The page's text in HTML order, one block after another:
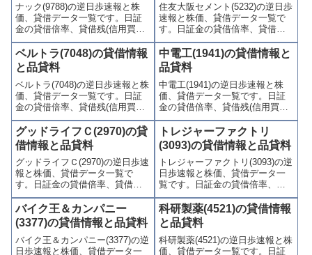
ナック(9788)の逆日歩速報と株
価、貸借データ一覧です。日証
金の貸借倍率、貸借残(信用買
残、信用売残)、品貸料(逆日
歩)、東証の週末残高、規制(注意
喚起・申込停止)など、空売り関
連情報を集計し、図解でわかり
やすくまとめて掲載していま
す。
住友大阪セメント(5232)の逆日歩
速報と株価、貸借データ一覧で
す。日証金の貸借倍率、貸借残
(信用買残、信用売残)、品貸料
(逆日歩)、東証の週末残高、規制
(注意喚起・申込停止)など、空売
り関連情報を集計し、図解でわ
かりやすくまとめて掲載してい
ます。
ベルトラ(7048)の貸借情報
と品貸料
ベルトラ(7048)の逆日歩速報と株
価、貸借データ一覧です。日証
金の貸借倍率、貸借残(信用買
残、信用売残)、品貸料(逆日
歩)、東証の週末残高、規制(注意
喚起・申込停止)など、空売り関
連情報を集計し、図解でわかり
やすくまとめて掲載していま
す。
中電工(1941)の貸借情報と
品貸料
中電工(1941)の逆日歩速報と株
価、貸借データ一覧です。日証
金の貸借倍率、貸借残(信用買
残、信用売残)、品貸料(逆日
歩)、東証の週末残高、規制(注意
喚起・申込停止)など、空売り関
連情報を集計し、図解でわかり
やすくまとめて掲載していま
す。
グッドライフＣ(2970)の貸
借情報と品貸料
グッドライフＣ(2970)の逆日歩速
報と株価、貸借データ一覧で
す。日証金の貸借倍率、貸借残
(信用買残、信用売残)、品貸料
(逆日歩)、東証の週末残高、規制
(注意喚起・申込停止)など、空売
り関連情報を集計し、図解でわ
かりやすくまとめて掲載してい
ます。
トレジャーファクトリ
(3093)の貸借情報と品貸料
トレジャーファクトリ(3093)の逆
日歩速報と株価、貸借データ一
覧です。日証金の貸借倍率、貸
借残(信用買残、信用売残)、品貸
料(逆日歩)、東証の週末残高、規
制(注意喚起・申込停止)など、空
売り関連情報を集計し、図解で
わかりやすくまとめて掲載して
います。
バイク王＆カンパニー
(3377)の貸借情報と品貸料
バイク王＆カンパニー(3377)の逆
日歩速報と株価、貸借データ一
科研製薬(4521)の貸借情報
と品貸料
科研製薬(4521)の逆日歩速報と株
価、貸借データ一覧です。日証